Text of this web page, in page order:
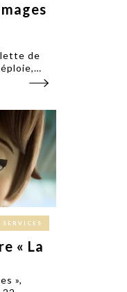
de
SERVICES
« La
»,